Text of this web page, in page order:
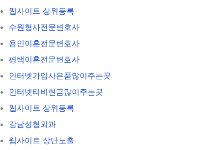
웹사이트 상위등록
수원형사전문변호사
용인이혼전문변호사
평택이혼전문변호사
인터넷가입사은품많이주는곳
인터넷티비현금많이주는곳
웹사이트 상위등록
강남성형외과
웹사이트 상단노출